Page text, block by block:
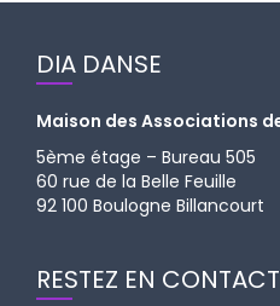
DIA DANSE
Maison des Associations
5ème étage – Bureau 505
60 rue de la Belle Feuille
92 100 Boulogne Billancourt
RESTEZ EN